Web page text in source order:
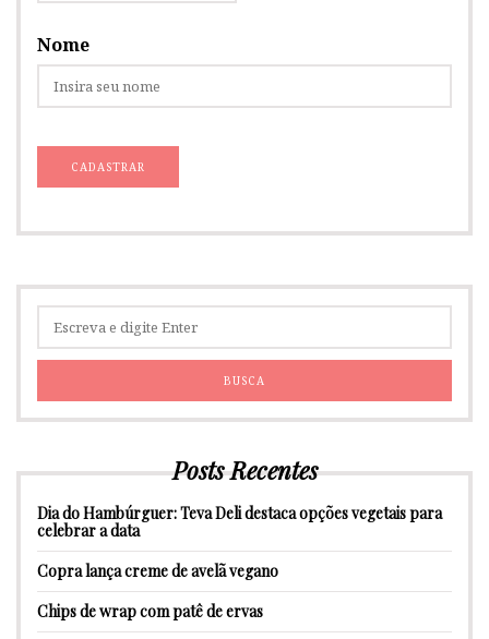
Nome
Posts Recentes
Dia do Hambúrguer: Teva Deli destaca opções vegetais para
celebrar a data
Copra lança creme de avelã vegano
Chips de wrap com patê de ervas